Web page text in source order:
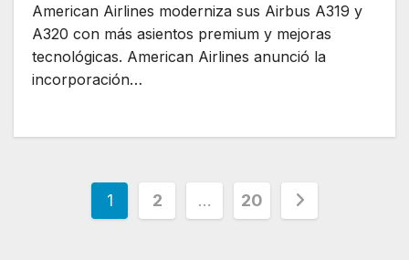
American Airlines moderniza sus Airbus A319 y
A320 con más asientos premium y mejoras
tecnológicas. American Airlines anunció la
incorporación…
Paginación
1 2 … 20